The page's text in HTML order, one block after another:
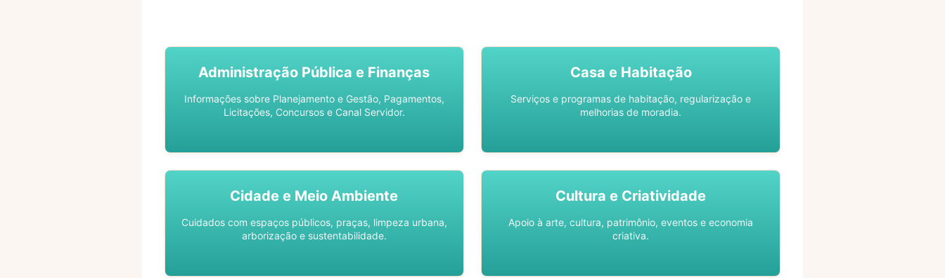
Administração Pública e Finanças
Informações sobre Planejamento e Gestão, Pagamentos,
Licitações, Concursos e Canal Servidor.
Casa e Habitação
Serviços e programas de habitação, regularização e
melhorias de moradia.
Cidade e Meio Ambiente
Cuidados com espaços públicos, praças, limpeza urbana,
arborização e sustentabilidade.
Cultura e Criatividade
Apoio à arte, cultura, patrimônio, eventos e economia
criativa.